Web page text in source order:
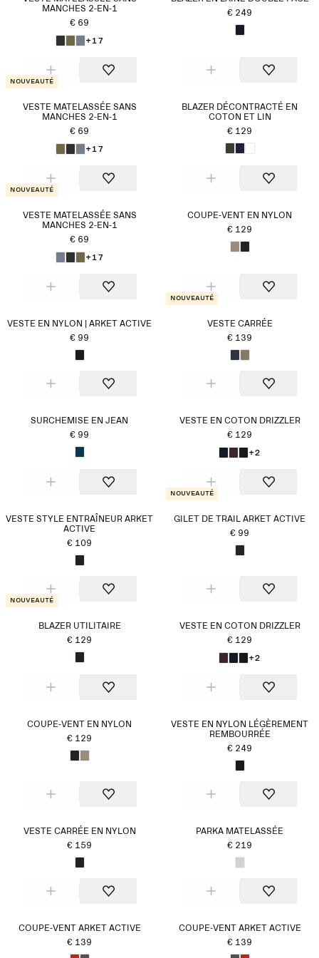
MANCHES 2-EN-1
€ 69
+17
€ 249
Nouveauté
VESTE MATELASSÉE SANS
MANCHES 2-EN-1
€ 69
+17
BLAZER DÉCONTRACTÉ EN
COTON ET LIN
€ 129
Nouveauté
VESTE MATELASSÉE SANS
MANCHES 2-EN-1
€ 69
+17
COUPE-VENT EN NYLON
€ 129
VESTE EN NYLON | ARKET ACTIVE
€ 99
Nouveauté
VESTE CARRÉE
€ 139
SURCHEMISE EN JEAN
€ 99
VESTE EN COTON DRIZZLER
€ 129
+2
VESTE STYLE ENTRAÎNEUR ARKET
ACTIVE
€ 109
Nouveauté
GILET DE TRAIL ARKET ACTIVE
€ 99
Nouveauté
BLAZER UTILITAIRE
€ 129
VESTE EN COTON DRIZZLER
€ 129
+2
COUPE-VENT EN NYLON
€ 129
VESTE EN NYLON LÉGÈREMENT
REMBOURRÉE
€ 249
VESTE CARRÉE EN NYLON
€ 159
PARKA MATELASSÉE
€ 219
COUPE-VENT ARKET ACTIVE
€ 139
COUPE-VENT ARKET ACTIVE
€ 139